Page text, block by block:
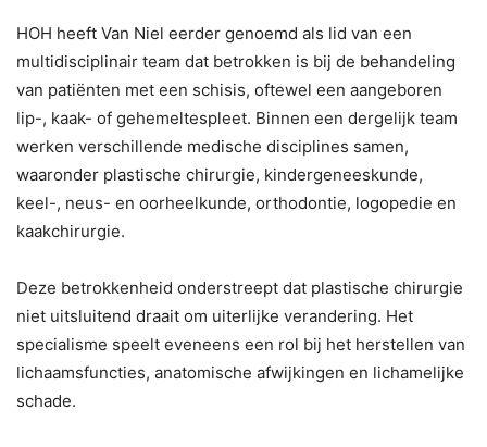
HOH heeft Van Niel eerder genoemd als lid van een
multidisciplinair team dat betrokken is bij de behandeling
van patiënten met een schisis, oftewel een aangeboren
lip-, kaak- of gehemeltespleet. Binnen een dergelijk team
werken verschillende medische disciplines samen,
waaronder plastische chirurgie, kindergeneeskunde,
keel-, neus- en oorheelkunde, orthodontie, logopedie en
kaakchirurgie.
Deze betrokkenheid onderstreept dat plastische chirurgie
niet uitsluitend draait om uiterlijke verandering. Het
specialisme speelt eveneens een rol bij het herstellen van
lichaamsfuncties, anatomische afwijkingen en lichamelijke
schade.